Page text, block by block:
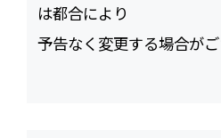
は都合により
予告なく変更する場合がご